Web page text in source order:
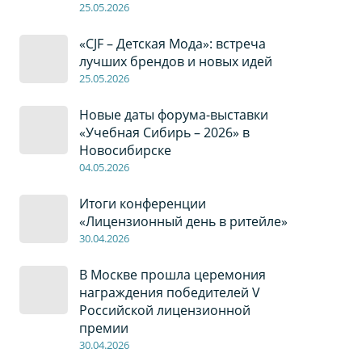
25.05.2026
«CJF – Детская Мода»: встреча
лучших брендов и новых идей
25.05.2026
Новые даты форума-выставки
«Учебная Сибирь – 2026» в
Новосибирске
04.05.2026
Итоги конференции
«Лицензионный день в ритейле»
30.04.2026
В Москве прошла церемония
награждения победителей V
Российской лицензионной
премии
30.04.2026